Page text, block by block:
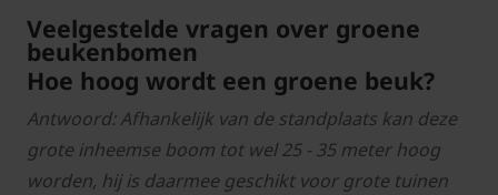
Veelgestelde vragen over groene
beukenbomen
Hoe hoog wordt een groene beuk?
Antwoord: Afhankelijk van de standplaats kan deze
grote inheemse boom tot wel 25 - 35 meter hoog
worden, hij is daarmee geschikt voor grote tuinen